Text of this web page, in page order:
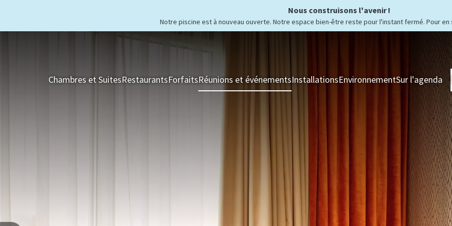
Nous construisons l'avenir !
Notre piscine est à nouveau ouverte. Notre espace bien-être reste pour l'instant fermé. Pour en
Chambres et SuitesRestaurantsForfaitsRéunions et événementsInstallationsEnvironnementSur l'agenda